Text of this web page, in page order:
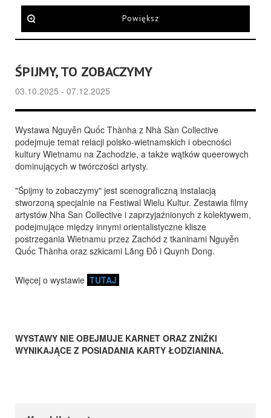
Powiększ
ŚPIJMY, TO ZOBACZYMY
03.10.2025 - 07.12.2025
Wystawa Nguyễn Quốc Thànha z Nhà Sàn Collective
podejmuje temat relacji polsko-wietnamskich i obecności
kultury Wietnamu na Zachodzie, a także wątków queerowych
dominujących w twórczości artysty.
"Śpijmy to zobaczymy" jest scenograficzną instalacją
stworzoną specjalnie na Festiwal Wielu Kultur. Zestawia filmy
artystów Nha San Collective i zaprzyjaźnionych z kolektywem,
podejmujące między innymi orientalistyczne klisze
postrzegania Wietnamu przez Zachód z tkaninami Nguyễn
Quốc Thànha oraz szkicami Lãng Đỗ i Quynh Dong.
Więcej o wystawie TUTAJ
WYSTAWY NIE OBEJMUJE KARNET ORAZ ZNIŻKI
WYNIKAJĄCE Z POSIADANIA KARTY ŁODZIANINA.